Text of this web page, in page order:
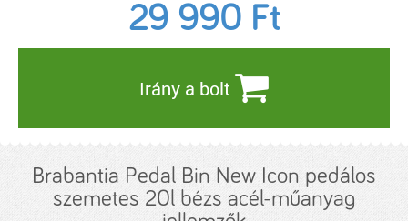
29 990 Ft
Irány a bolt
Brabantia Pedal Bin New Icon pedálos
szemetes 20l bézs acél-műanyag